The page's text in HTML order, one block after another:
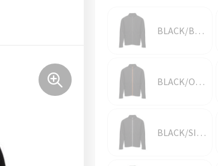
BLACK/BLACK
BLACK/ORANGE
BLACK/SILVER